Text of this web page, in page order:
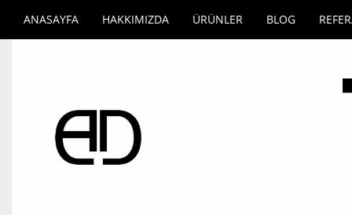
ANASAYFA HAKKIMIZDA ÜRÜNLER BLOG